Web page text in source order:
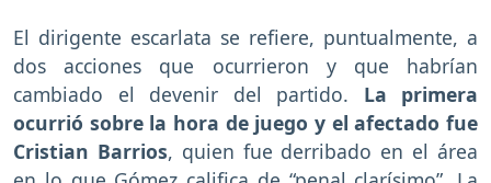
El dirigente escarlata se refiere, puntualmente, a
dos acciones que ocurrieron y que habrían
cambiado el devenir del partido. La primera
ocurrió sobre la hora de juego y el afectado fue
Cristian Barrios, quien fue derribado en el área